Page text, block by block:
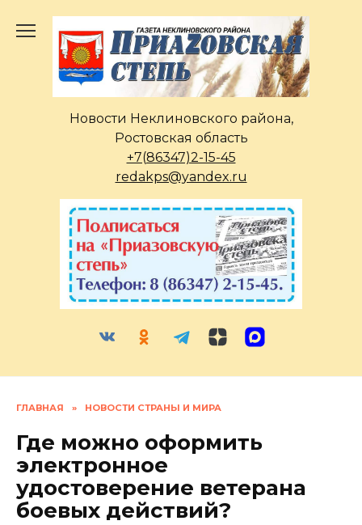
содержанию
Новости Неклиновского района,
Ростовская область
+7(86347)2-15-45
redakps@yandex.ru
ГЛАВНАЯ » НОВОСТИ СТРАНЫ И МИРА
Где можно оформить
электронное
удостоверение ветерана
боевых действий?